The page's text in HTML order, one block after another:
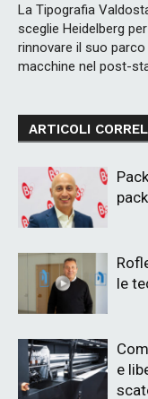
La Tipografia
sceglie Heidelberg per
rinnovare il suo parco
macchine nel post-
ARTICOLI
le
e